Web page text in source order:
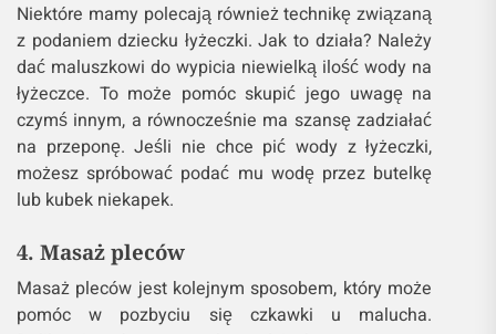
Niektóre mamy polecają również technikę związaną
z podaniem dziecku łyżeczki. Jak to działa? Należy
dać maluszkowi do wypicia niewielką ilość wody na
łyżeczce. To może pomóc skupić jego uwagę na
czymś innym, a równocześnie ma szansę zadziałać
na przeponę. Jeśli nie chce pić wody z łyżeczki,
możesz spróbować podać mu wodę przez butelkę
lub kubek niekapek.
4. Masaż pleców
Masaż pleców jest kolejnym sposobem, który może
pomóc w pozbyciu się czkawki u malucha.